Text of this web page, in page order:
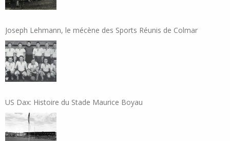
Joseph Lehmann, le mécène des Sports Réunis de Colmar
US Dax: Histoire du Stade Maurice Boyau